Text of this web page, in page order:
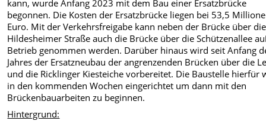
kann, wurde Anfang 2023 mit dem Bau einer Ersatzbrücke
begonnen. Die Kosten der Ersatzbrücke liegen bei 53,5
Euro. Mit der Verkehrsfreigabe kann neben der Brücke über die
Hildesheimer Straße auch die Brücke über die Schützenallee
Betrieb genommen werden. Darüber hinaus wird seit Anfang
Jahres der Ersatzneubau der angrenzenden Brücken über die
und die Ricklinger Kiesteiche vorbereitet. Die Baustelle hierfür
in den kommenden Wochen eingerichtet um dann mit den
Brückenbauarbeiten zu beginnen.
Hintergrund: